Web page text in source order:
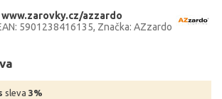
www.zarovky.cz/azzardo
5901238416135 Značka: AZzardo
sleva 3%